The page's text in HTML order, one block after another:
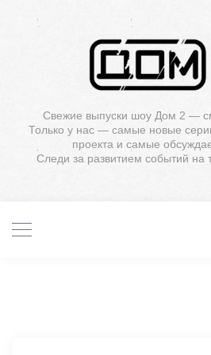
Свежие выпуски шоу Дом 2 —
Только у нас — самые новые
проекта и самые
Следи за развитием событий на